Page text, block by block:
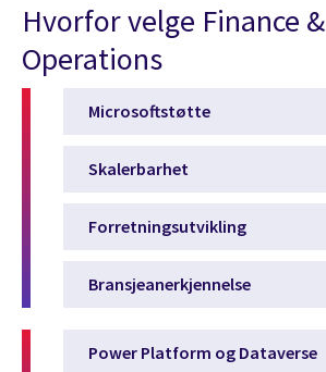
Hvorfor velge Finance &
Operations
Microsoftstøtte
Skalerbarhet
Forretningsutvikling
Bransjeanerkjennelse
Power Platform og Dataverse